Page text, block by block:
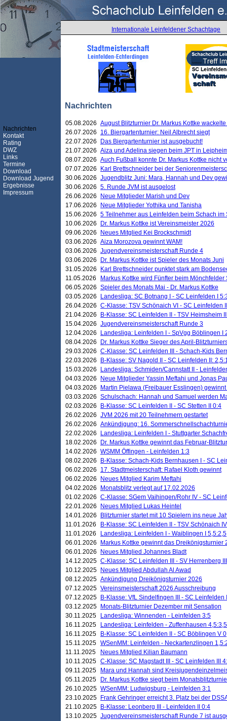
Internationale Leinfeldener Schachtage
Nachrichten
Nachrichten
Kontakt
Rating
DWZ
Links
Termine
Download
Download Jugend
Ergebnisse
Impressum
05.08.2026 August Blitzturnier Dr. Markus Kottke
26.07.2026
16. Biergartenturnier: Neil Albrecht siegt
22.07.2026
Das Biergartenturnier ist ausgebucht!
21.07.2026 Aiza und Adelina siegen beim JPT in
08.07.2026 Auch Fußball konnte Dr. Markus Kottke nicht
07.07.2026
Karl Brettschneider bei der
30.06.2026 Jugendblitz Juni: Mara, Hannah und Dev
30.06.2026 5. Runde JVM ist ausgelost
26.06.2026
Neue Mitglieder Marish und Dev
17.06.2026
Neue Mitglieder Yothika und Tanisha
15.06.2026 5 Teilnehmer aus Leinfelden beim Schach
10.06.2026
Dr. Markus Kottke ist Vereinsmeister 2026
09.06.2026
Neues Mitglied Kei Brockschmidt
03.06.2026 Aiza Morozova gewinnt WAM!
03.06.2026 Jugendvereinsmeisterschaft Runde 4
03.06.2026
Dr. Markus Kottke ist Spieler des Monats Juni
31.05.2026
Karl Brettschneider punktet stark am
11.05.2026
Markus Kottke wird Fünfter beim
06.05.2026 Spieler des Monats Mai - Dr. Markus Kottke
03.05.2026
Landesliga: SC Botnang I - SC Leinfelden I
26.04.2026 C-Klasse: TSV Schönaich VI - SC Leinfelden
21.04.2026
B-Klasse: SC Leinfelden II - TSV Heimsheim
15.04.2026 Jugendvereinsmeisterschaft Runde 3
12.04.2026
Landesliga: Leinfelden I - SpVgg Böblingen I
08.04.2026
Dr. Markus Kottke Sieger des April-
29.03.2026 C-Klasse: SC Leinfelden III - Schach-Kids
22.03.2026
B-Klasse: SV Nagold II - SC Leinfelden II:
15.03.2026
Landesliga: Schmiden/Cannstatt II -
04.03.2026
Neue Mitglieder Yassin Meftahi und Jonas
04.03.2026
Martin Pielawa (Freibauer Esslingen)
03.03.2026 Schulschach: Hannah und Samuel werden
02.03.2026
B-Klasse: SC Leinfelden II - SC Stetten II 0:4
26.02.2026 JVM 2026 mit 20 Teilnehmern gestartet
26.02.2026 Ankündigung: 16.
22.02.2026
Landesliga: Leinfelden I - Stuttgarter
18.02.2026
Dr. Markus Kottke gewinnt das Februar-
14.02.2026 WSMM Öffingen - Leinfelden 1:3
08.02.2026
B-Klasse: Schach-Kids Bernhausen I - SC
06.02.2026
17. Stadtmeisterschaft: Rafael Kloth gewinnt
06.02.2026
Neues Mitglied Karim Meftahi
04.02.2026
Monatsblitz verlegt auf 17.02.2026
01.02.2026 C-Klasse: SGem Vaihingen/Rohr IV - SC
22.01.2026
Neues Mitglied Lukas Heintel
14.01.2026
Blitzturnier startet mit 10 Spielern ins neue
11.01.2026
B-Klasse: SC Leinfelden II - TSV Schönaich
11.01.2026
Landesliga: Leinfelden I - Waiblingen I 5,5:2,5
06.01.2026
Markus Kottke gewinnt das Dreikönigsturnier
06.01.2026
Neues Mitglied Johannes Bladt
14.12.2025 C-Klasse: SC Leinfelden III - SV Herrenberg
10.12.2025
Neues Mitglied Abdullah Al Awad
08.12.2025 Ankündigung Dreikönigsturnier 2026
07.12.2025 Vereinsmeisterschaft 2026 Ausschreibung
07.12.2025
B-Klasse: VfL Sindelfingen III - SC Leinfelden
03.12.2025
Monats-Blitzturnier Dezember mit Sensation
30.11.2025
Landesliga: Winnenden - Leinfelden 3:5
16.11.2025
Landesliga: Leinfelden - Zuffenhausen 4,5:3,5
16.11.2025
B-Klasse: SC Leinfelden II - SC Böblingen V
15.11.2025 WSenMM: Leinfelden - Neckartenzlingen
11.11.2025
Neues Mitglied Kilian Baumann
10.11.2025 C-Klasse: SC Magstadt III - SC Leinfelden III
09.11.2025
Mara und Hannah sind
05.11.2025
Dr. Markus Kottke siegt beim
26.10.2025 WSenMM: Ludwigsburg - Leinfelden 3:1
23.10.2025
Frank Gehringer erreicht 3. Platz bei der
21.10.2025
B-Klasse: Leonberg III - Leinfelden II 0:4
13.10.2025 Jugendvereinsmeisterschaft Runde 7 ist